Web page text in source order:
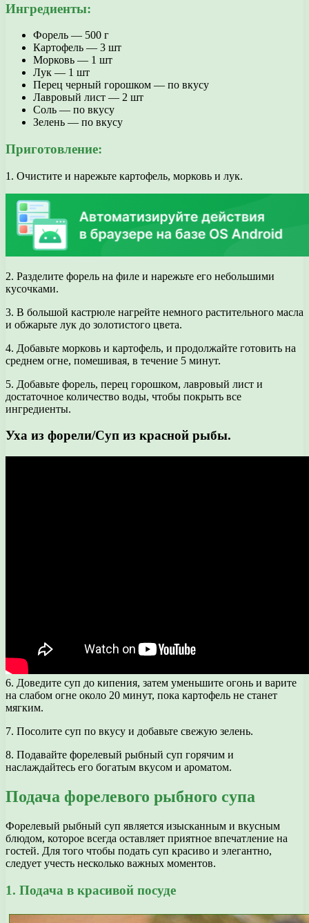
Ингредиенты:
Форель — 500 г
Картофель — 3 шт
Морковь — 1 шт
Лук — 1 шт
Перец черный горошком — по вкусу
Лавровый лист — 2 шт
Соль — по вкусу
Зелень — по вкусу
Приготовление:
1. Очистите и нарежьте картофель, морковь и лук.
2. Разделите форель на филе и нарежьте его небольшими
кусочками.
3. В большой кастрюле нагрейте немного растительного масла
и обжарьте лук до золотистого цвета.
4. Добавьте морковь и картофель, и продолжайте готовить на
среднем огне, помешивая, в течение 5 минут.
5. Добавьте форель, перец горошком, лавровый лист и
достаточное количество воды, чтобы покрыть все
ингредиенты.
Уха из форели/Суп из красной рыбы.
6. Доведите суп до кипения, затем уменьшите огонь и варите
на слабом огне около 20 минут, пока картофель не станет
мягким.
7. Посолите суп по вкусу и добавьте свежую зелень.
8. Подавайте форелевый рыбный суп горячим и
наслаждайтесь его богатым вкусом и ароматом.
Подача форелевого рыбного супа
Форелевый рыбный суп является изысканным и вкусным
блюдом, которое всегда оставляет приятное впечатление на
гостей. Для того чтобы подать суп красиво и элегантно,
следует учесть несколько важных моментов.
1. Подача в красивой посуде